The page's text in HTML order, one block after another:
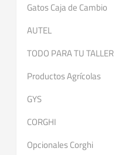
Gatos Caja de Cambio
AUTEL
TODO PARA TU TALLER
Productos Agrícolas
GYS
CORGHI
Opcionales Corghi